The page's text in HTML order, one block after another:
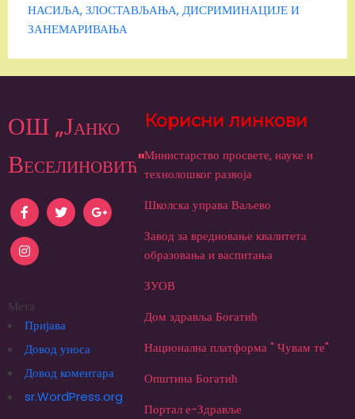
НАСИЉА, ЗЛОСТАВЉАЊА, ДИСРИМИНАЦИЈЕ И
ЗАНЕМАРИВАЊА
ОШ „Јанко
Веселиновић"
Мета
Пријава
Довод уноса
Довод коментара
sr.WordPress.org
Корисни линкови
Министарство просвете, науке и
технолошког развоја
Школска управа Ваљево
Завод за вредновање квалитета
образовања и васпитања
ЗУОВ
Дом здравља Богатић
Национална платформа " Чувам те"
Општина Богатић
Портал е-Здравље